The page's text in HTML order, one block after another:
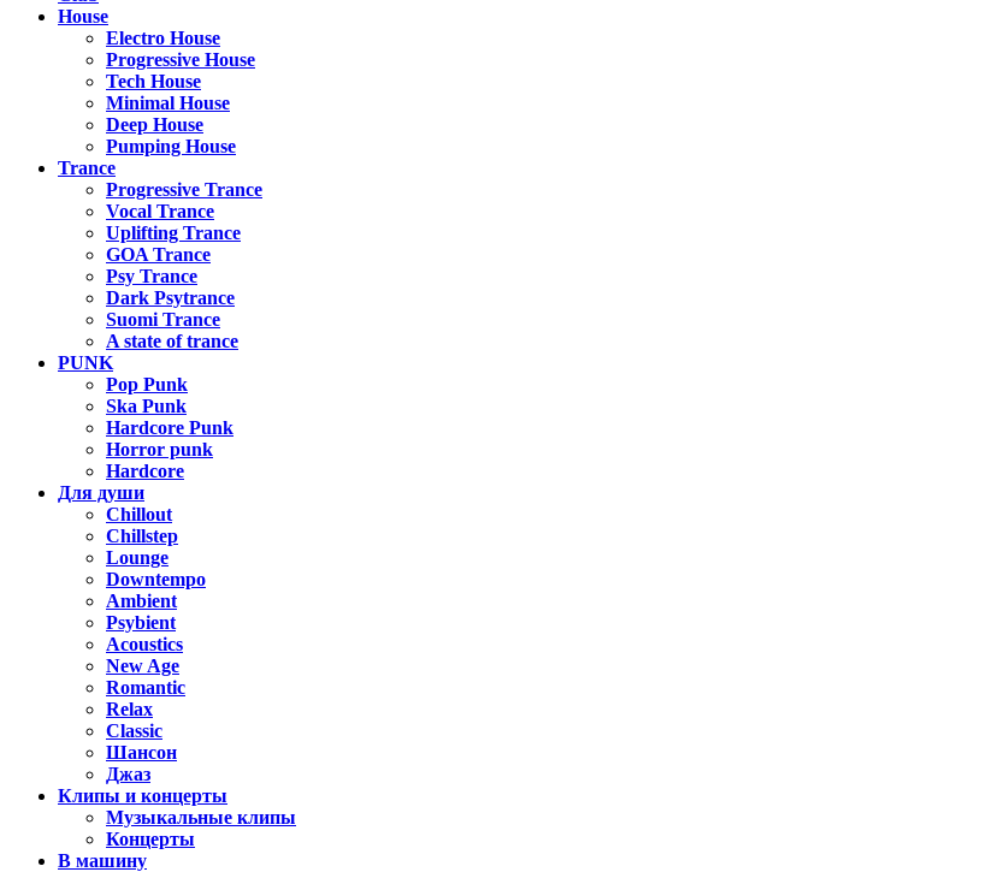
House
Electro House
Progressive House
Tech House
Minimal House
Deep House
Pumping House
Trance
Progressive Trance
Vocal Trance
Uplifting Trance
GOA Trance
Psy Trance
Dark Psytrance
Suomi Trance
A state of trance
PUNK
Pop Punk
Ska Punk
Hardcore Punk
Horror punk
Hardcore
Для души
Chillout
Chillstep
Lounge
Downtempo
Ambient
Psybient
Acoustics
New Age
Romantic
Relax
Classic
Шансон
Джаз
Клипы и концерты
Музыкальные клипы
Концерты
В машину